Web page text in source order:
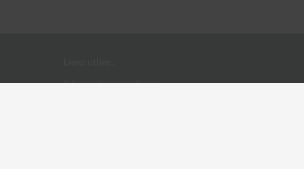
Informations pratiques